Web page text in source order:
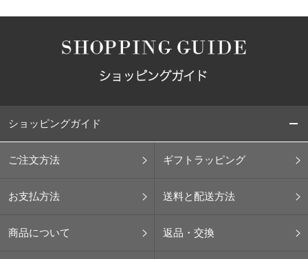
ショッピングガイド
ご注文方法 ギフトラッピング
お支払方法 送料と配送方法
商品について 返品・交換